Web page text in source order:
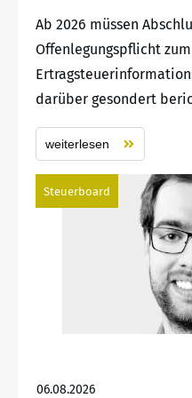
Ab 2026 müssen
Offenlegungspflicht zum
darüber gesondert
weiterlesen
Steuerboard
06.08.2026